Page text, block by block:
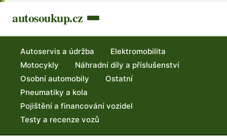
autosoukup.cz
Autoservis a údržba
Elektromobilita
Motocykly
Náhradní díly a příslušenství
Osobní automobily
Ostatní
Pneumatiky a kola
Pojištění a financování vozidel
Testy a recenze vozů